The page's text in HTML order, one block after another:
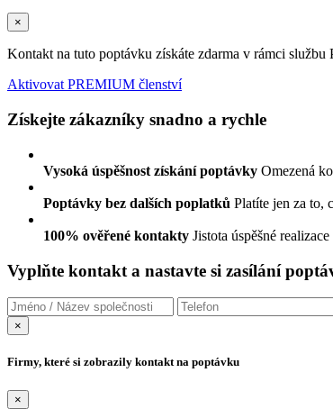
×
Kontakt na tuto poptávku získáte zdarma v rámci
Aktivovat PREMIUM členství
Získejte zákazníky snadno a rychle
Vysoká úspěšnost získání poptávky Omezená
Poptávky bez dalších poplatků Platíte jen za to,
100% ověřené kontakty Jistota úspěšné
Vyplňte kontakt a nastavte si zasílání
×
Firmy, které si zobrazily kontakt na poptávku
×